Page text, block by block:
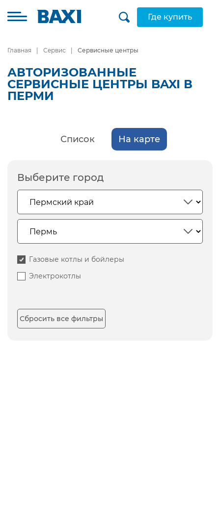
Где купить
Главная Сервис Сервисные центры
АВТОРИЗОВАННЫЕ
СЕРВИСНЫЕ ЦЕНТРЫ BAXI В
ПЕРМИ
Список На карте
Выберите город
Газовые котлы и бойлеры
Электрокотлы
Сбросить все фильтры